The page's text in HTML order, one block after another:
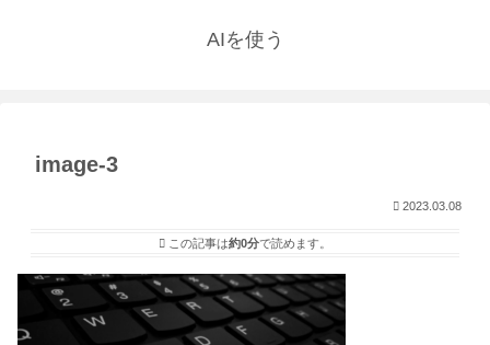
AIを使う
image-3
2023.03.08
この記事は約0分で読めます。